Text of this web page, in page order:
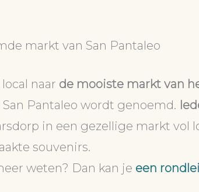
markt van San Pantaleo
naar de mooiste markt van
Pantaleo wordt genoemd.
in een gezellige markt vol
souvenirs.
weten? Dan kan je een